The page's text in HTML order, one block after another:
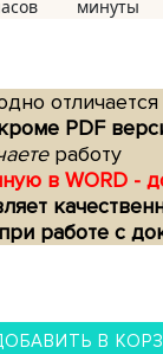
отличается
PDF
работу
в WORD -
работе с
В